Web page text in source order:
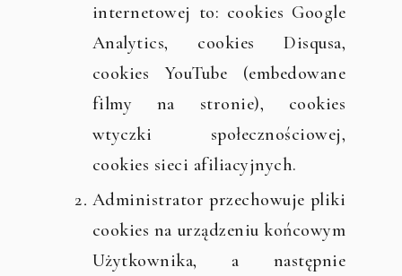
internetowej to: cookies Google
Analytics, cookies Disqusa,
cookies YouTube (embedowane
filmy na stronie), cookies
wtyczki społecznościowej,
cookies sieci afiliacyjnych.
Administrator przechowuje pliki
cookies na urządzeniu końcowym
Użytkownika, a następnie